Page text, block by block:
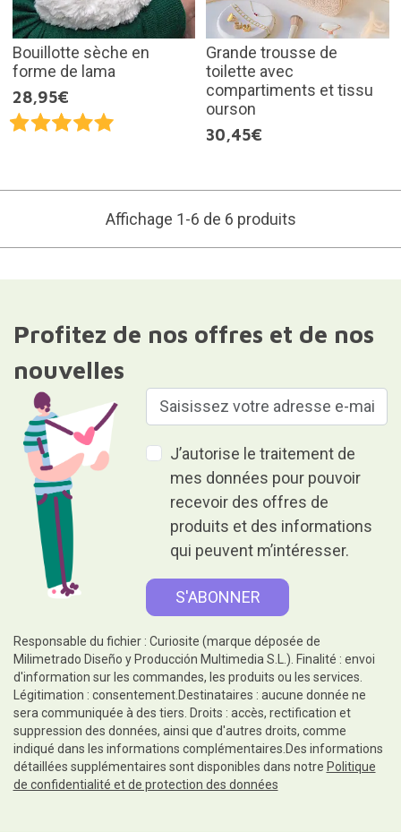
Bouillotte sèche en
forme de lama
28,95€
Grande trousse de
toilette avec
compartiments et tissu
ourson
30,45€
Affichage 1-6 de 6 produits
Profitez de nos offres et de nos
nouvelles
J’autorise le traitement de
mes données pour pouvoir
recevoir des offres de
produits et des informations
qui peuvent m’intéresser.
Responsable du fichier : Curiosite (marque déposée de
Milimetrado Diseño y Producción Multimedia S.L.). Finalité : envoi
d'information sur les commandes, les produits ou les services.
Légitimation : consentement.Destinataires : aucune donnée ne
sera communiquée à des tiers. Droits : accès, rectification et
suppression des données, ainsi que d'autres droits, comme
indiqué dans les informations complémentaires.Des informations
détaillées supplémentaires sont disponibles dans notre Politique
de confidentialité et de protection des données